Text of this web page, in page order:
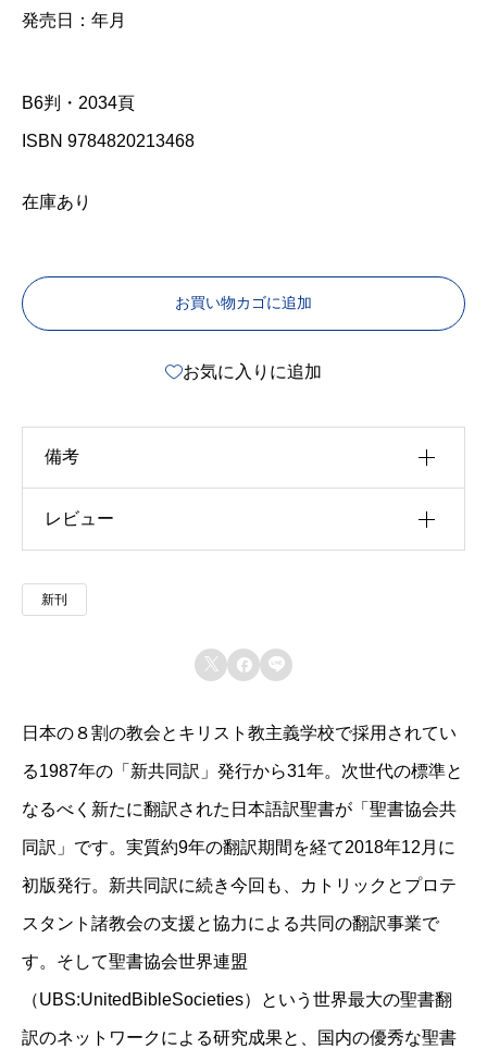
発売日：年月
B6判・2034頁
ISBN 9784820213468
在庫あり
お買い物カゴに追加
お気に入りに追加
備考
u30b5u30a4u30ba
u51fau7248u793e
u642du8f09u6b4cu96c6
u8272
u8457u8005
レビュー
以前にこの商品を購入したことのあるログイン済
みのユーザーのみレビューを残すことができま
新刊
  
日本の８割の教会とキリスト教主義学校で採用されてい
る1987年の「新共同訳」発行から31年。次世代の標準と
なるべく新たに翻訳された日本語訳聖書が「聖書協会共
同訳」です。実質約9年の翻訳期間を経て2018年12月に
初版発行。新共同訳に続き今回も、カトリックとプロテ
スタント諸教会の支援と協力による共同の翻訳事業で
す。そして聖書協会世界連盟
（UBS:UnitedBibleSocieties）という世界最大の聖書翻
訳のネットワークによる研究成果と、国内の優秀な聖書